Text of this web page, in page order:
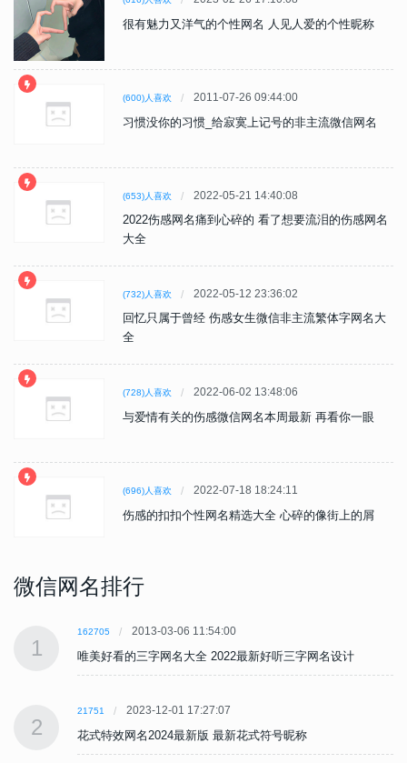
很有魅力又洋气的个性网名 人见人爱的个性昵称
(600)人喜欢 2011-07-26 09:44:00
习惯没你的习惯_给寂寞上记号的非主流微信网名
(653)人喜欢 2022-05-21 14:40:08
2022伤感网名痛到心碎的 看了想要流泪的伤感网名
大全
(732)人喜欢 2022-05-12 23:36:02
回忆只属于曾经 伤感女生微信非主流繁体字网名大
全
(728)人喜欢 2022-06-02 13:48:06
与爱情有关的伤感微信网名本周最新 再看你一眼
(696)人喜欢 2022-07-18 18:24:11
伤感的扣扣个性网名精选大全 心碎的像街上的屑
微信网名排行
1
162705 2013-03-06 11:54:00
唯美好看的三字网名大全 2022最新好听三字网名设计
2
21751 2023-12-01 17:27:07
花式特效网名2024最新版 最新花式符号昵称